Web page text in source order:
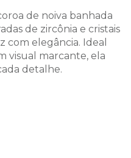
de noiva banhada
de zircônia e cristais
elegância. Ideal
visual marcante, ela
detalhe.